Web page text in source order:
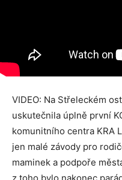
VIDEO: Na Střeleckém
uskutečnila úplně první
komunitního centra KRA
jen malé závody pro
maminek a podpoře